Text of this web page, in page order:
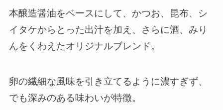
本醸造醤油をベースにして、かつお、昆布、シ
イタケからとった出汁を加え、さらに酒、みり
んをくわえたオリジナルブレンド。
卵の繊細な風味を引き立てるように濃すぎず、
でも深みのある味わいが特徴。